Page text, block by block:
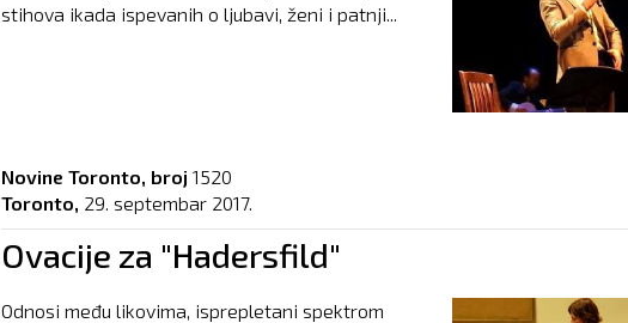
stihova ikada ispevanih o ljubavi, ženi i patnji...
Novine Toronto, broj 1520
Toronto, 29. septembar 2017.
Ovacije za "Hadersfild"
Odnosi među likovima, isprepletani spektrom